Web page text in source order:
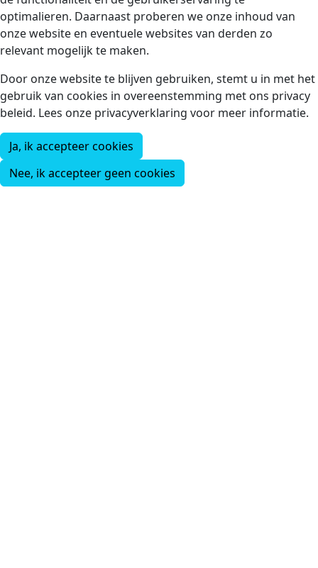
optimalieren. Daarnaast proberen we onze inhoud van
onze website en eventuele websites van derden zo
relevant mogelijk te maken.
Door onze website te blijven gebruiken, stemt u in met het
gebruik van cookies in overeenstemming met ons privacy
beleid. Lees onze privacyverklaring voor meer informatie.
Ja, ik accepteer cookies
Nee, ik accepteer geen cookies